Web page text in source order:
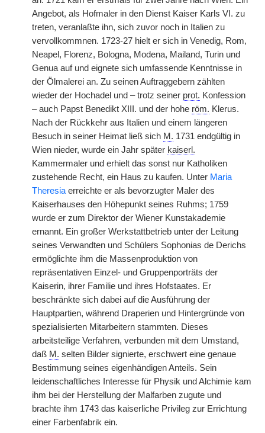
Angebot, als Hofmaler in den Dienst Kaiser Karls VI. zu
treten, veranlaßte ihn, sich zuvor noch in Italien zu
vervollkommnen. 1723-27 hielt er sich in Venedig, Rom,
Neapel, Florenz, Bologna, Modena, Mailand, Turin und
Genua auf und eignete sich umfassende Kenntnisse in
der Ölmalerei an. Zu seinen Auftraggebern zählten
wieder der Hochadel und – trotz seiner prot. Konfession
– auch Papst Benedikt XIII. und der hohe röm. Klerus.
Nach der Rückkehr aus Italien und einem längeren
Besuch in seiner Heimat ließ sich M. 1731 endgültig in
Wien nieder, wurde ein Jahr später kaiserl.
Kammermaler und erhielt das sonst nur Katholiken
zustehende Recht, ein Haus zu kaufen. Unter Maria
Theresia erreichte er als bevorzugter Maler des
Kaiserhauses den Höhepunkt seines Ruhms; 1759
wurde er zum Direktor der Wiener Kunstakademie
ernannt. Ein großer Werkstattbetrieb unter der Leitung
seines Verwandten und Schülers Sophonias de Derichs
ermöglichte ihm die Massenproduktion von
repräsentativen Einzel- und Gruppenporträts der
Kaiserin, ihrer Familie und ihres Hofstaates. Er
beschränkte sich dabei auf die Ausführung der
Hauptpartien, während Draperien und Hintergründe von
spezialisierten Mitarbeitern stammten. Dieses
arbeitsteilige Verfahren, verbunden mit dem Umstand,
daß M. selten Bilder signierte, erschwert eine genaue
Bestimmung seines eigenhändigen Anteils. Sein
leidenschaftliches Interesse für Physik und Alchimie kam
ihm bei der Herstellung der Malfarben zugute und
brachte ihm 1743 das kaiserliche Privileg zur Errichtung
einer Farbenfabrik ein.